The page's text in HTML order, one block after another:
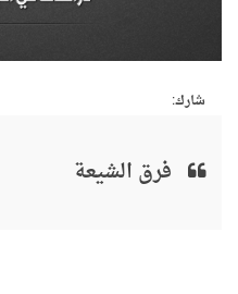
شارك:
فرق الشيعة